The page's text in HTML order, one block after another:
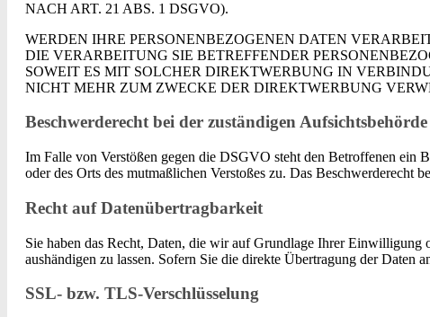
NACH ART. 21 ABS. 1 DSGVO).
WERDEN IHRE PERSONENBEZOGENEN DATEN
DIE VERARBEITUNG SIE BETREFFENDER
SOWEIT ES MIT SOLCHER DIREKTWERBUNG IN
NICHT MEHR ZUM ZWECKE DER DIREKTWERBUNG
Beschwerderecht bei der zuständigen Aufsichtsbehörde
Im Falle von Verstößen gegen die DSGVO steht den Betroffenen ein
oder des Orts des mutmaßlichen Verstoßes zu. Das Beschwerderecht
Recht auf Datenübertragbarkeit
Sie haben das Recht, Daten, die wir auf Grundlage Ihrer Einwilligung
aushändigen zu lassen. Sofern Sie die direkte Übertragung der Daten
SSL- bzw. TLS-Verschlüsselung